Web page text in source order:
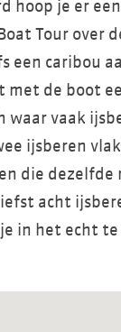
hoop je er
Tour over
een caribou
met de boot
waar vaak
ijsberen
die dezelfde
acht
in het echt te